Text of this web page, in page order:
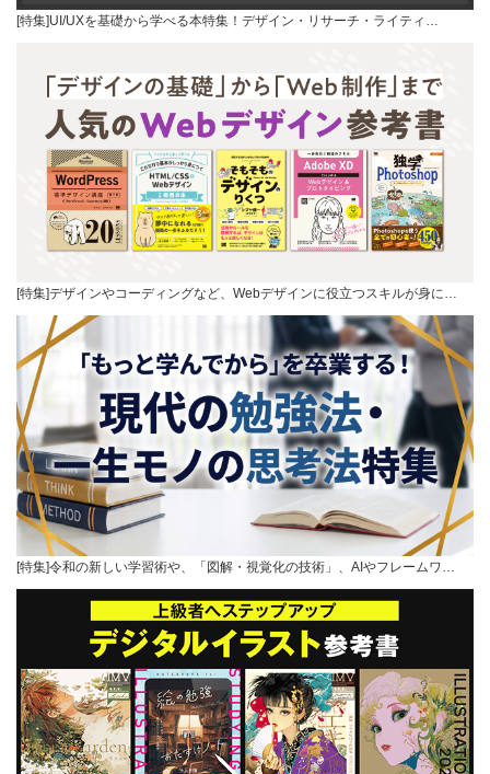
[特集]UI/UXを基礎から学べる本特集！デザイン・リサーチ・ライティ…
[特集]デザインやコーディングなど、Webデザインに役立つスキルが身に…
[特集]令和の新しい学習術や、「図解・視覚化の技術」、AIやフレームワ…